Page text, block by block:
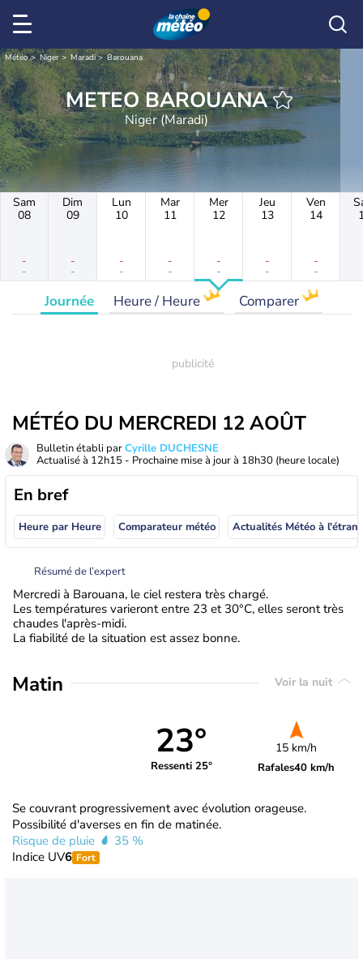
Météo Niger Maradi Barouana
METEO BAROUANA
Niger (Maradi)
Sam
08
-
-
Dim
09
-
-
Lun
10
-
-
Mar
11
-
-
Mer
12
-
-
Jeu
13
-
-
Ven
14
-
-
Journée Heure / Heure Comparer
MÉTÉO DU MERCREDI 12 AOÛT
Bulletin établi parCyrille DUCHESNE
Actualisé à 12h15 - Prochaine mise à jour à 18h30 (heure locale)
En bref
Heure par Heure Comparateur météo
Résumé de l’expert
Mercredi à Barouana, le ciel restera très chargé.
Les températures varieront entre 23 et 30°C, elles seront très
chaudes l'après-midi.
La fiabilité de la situation est assez bonne.
Matin Voir la nuit
23°
Ressenti 25°
15 km/h
Rafales40 km/h
Se couvrant progressivement avec évolution orageuse.
Possibilité d'averses en fin de matinée.
Risque de pluie
35 %
Indice UV6 Fort